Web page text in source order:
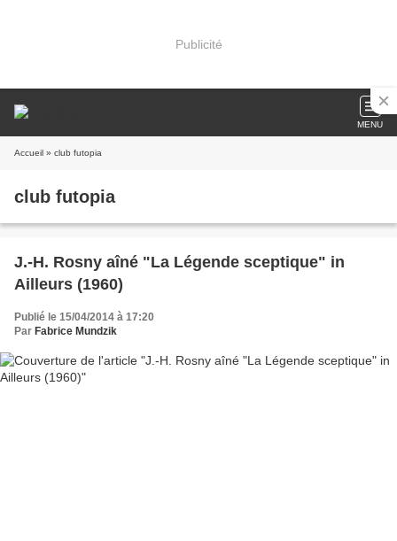
Publicité
MENU
Accueil » club futopia
club futopia
J.-H. Rosny aîné "La Légende sceptique" in
Ailleurs (1960)
Publié le 15/04/2014 à 17:20
Par Fabrice Mundzik